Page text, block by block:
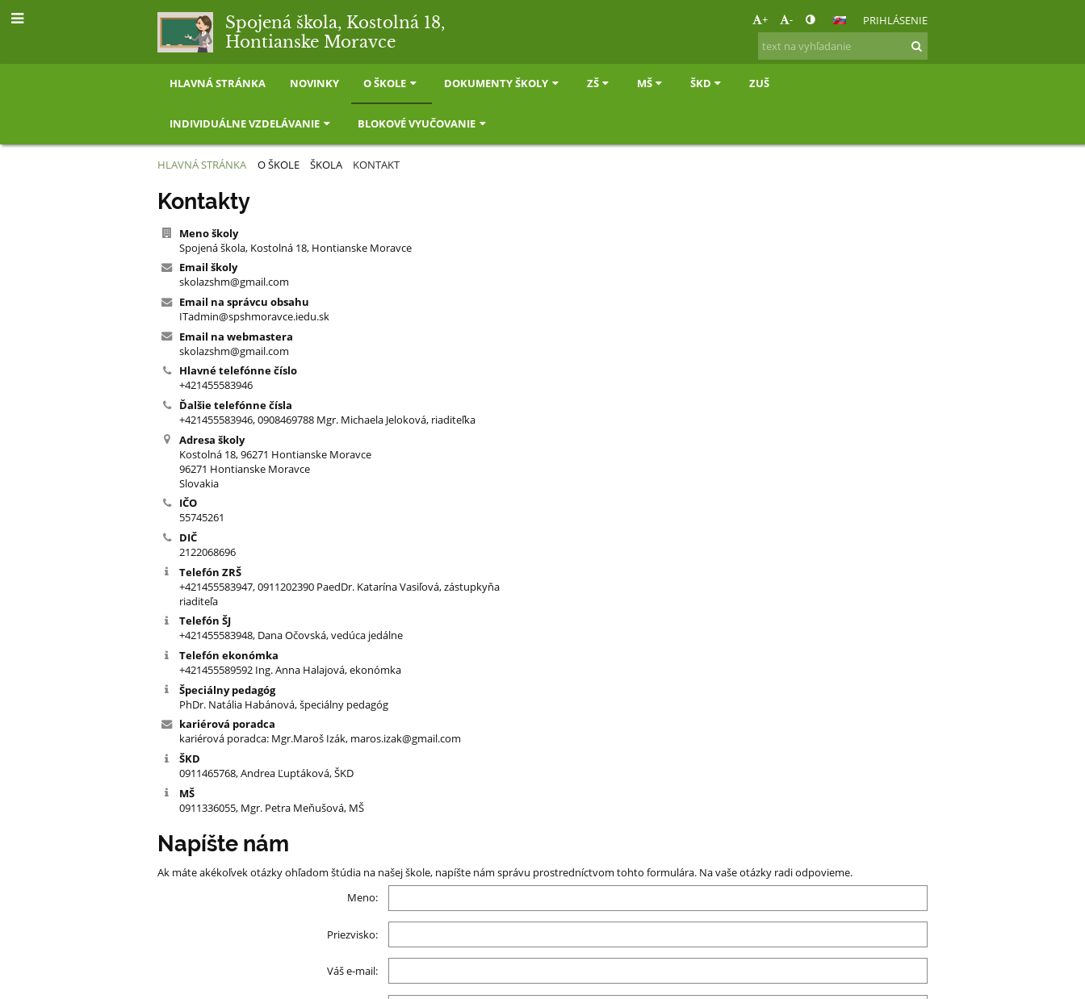
Spojená škola, Kostolná 18,
Hontianske Moravce
+ - PRIHLÁSENIE
HLAVNÁ STRÁNKA NOVINKY O ŠKOLE DOKUMENTY ŠKOLY ZŠ MŠ ŠKD ZUŠ
INDIVIDUÁLNE VZDELÁVANIE BLOKOVÉ VYUČOVANIE
HLAVNÁ STRÁNKA O ŠKOLE ŠKOLA KONTAKT
Kontakt
Kontakty
Meno školy
Spojená škola, Kostolná 18, Hontianske Moravce
Email školy
skolazshm@gmail.com
Email na správcu obsahu
ITadmin@spshmoravce.iedu.sk
Email na webmastera
skolazshm@gmail.com
Hlavné telefónne číslo
+421455583946
Ďalšie telefónne čísla
+421455583946, 0908469788 Mgr. Michaela Jeloková, riaditeľka
Adresa školy
Kostolná 18, 96271 Hontianske Moravce
96271 Hontianske Moravce
Slovakia
IČO
55745261
DIČ
2122068696
Telefón ZRŠ
+421455583947, 0911202390 PaedDr. Katarína Vasiľová, zástupkyňa
riaditeľa
Telefón ŠJ
+421455583948, Dana Očovská, vedúca jedálne
Telefón ekonómka
+421455589592 Ing. Anna Halajová, ekonómka
Špeciálny pedagóg
PhDr. Natália Habánová, špeciálny pedagóg
kariérová poradca
kariérová poradca: Mgr.Maroš Izák, maros.izak@gmail.com
ŠKD
0911465768, Andrea Ľuptáková, ŠKD
MŠ
0911336055, Mgr. Petra Meňušová, MŠ
Napíšte nám
Ak máte akékoľvek otázky ohľadom štúdia na našej škole, napíšte nám správu prostredníctvom tohto formulára. Na vaše otázky radi odpovieme.
Meno:
Priezvisko:
Váš e-mail: